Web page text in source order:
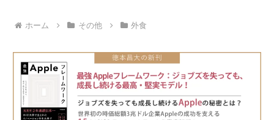
ホーム その他 外食